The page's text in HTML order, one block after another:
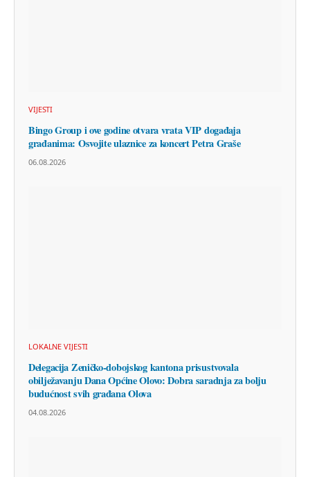
VIJESTI
Bingo Group i ove godine otvara vrata VIP događaja
građanima: Osvojite ulaznice za koncert Petra Graše
06.08.2026
LOKALNE VIJESTI
Delegacija Zeničko-dobojskog kantona prisustvovala
obilježavanju Dana Općine Olovo: Dobra saradnja za bolju
budućnost svih građana Olova
04.08.2026